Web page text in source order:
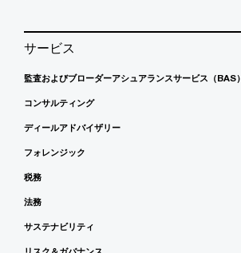
サービス
監査およびブローダーアシュアランスサービス（BAS）
コンサルティング
ディールアドバイザリー
フォレンジック
税務
法務
サステナビリティ